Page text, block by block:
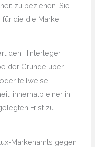
zu beziehen. Sie
für die die Marke
den Hinterleger
der Gründe über
teilweise
innerhalb einer in
Frist zu
Markenamts gegen